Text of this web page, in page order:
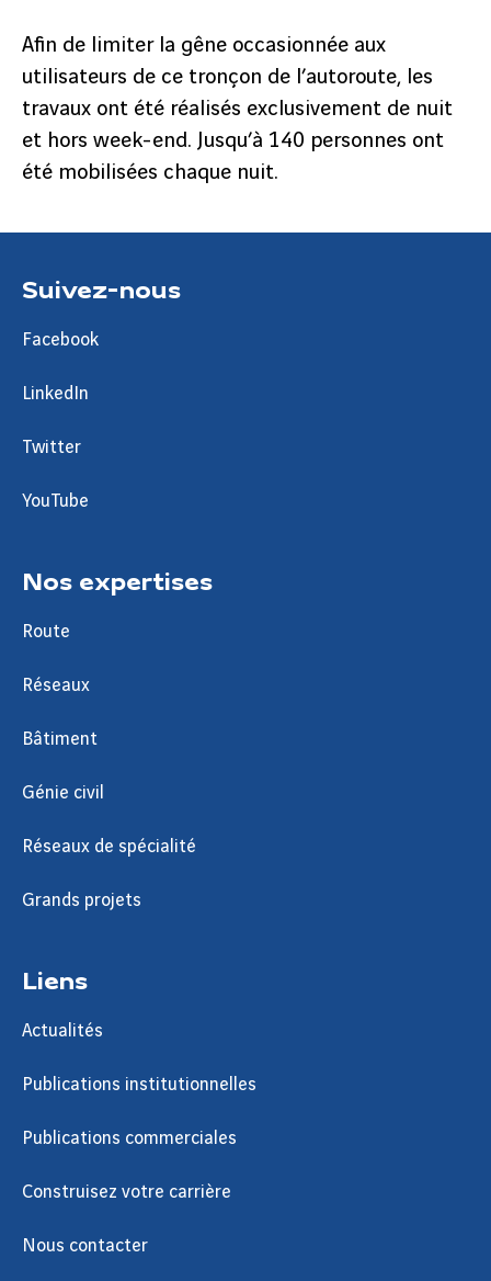
Afin de limiter la gêne occasionnée aux
utilisateurs de ce tronçon de l’autoroute, les
travaux ont été réalisés exclusivement de nuit
et hors week-end. Jusqu’à 140 personnes ont
été mobilisées chaque nuit.
Suivez-nous
Facebook
LinkedIn
Twitter
YouTube
Nos expertises
Route
Réseaux
Bâtiment
Génie civil
Réseaux de spécialité
Grands projets
Liens
Actualités
Publications institutionnelles
Publications commerciales
Construisez votre carrière
Nous contacter